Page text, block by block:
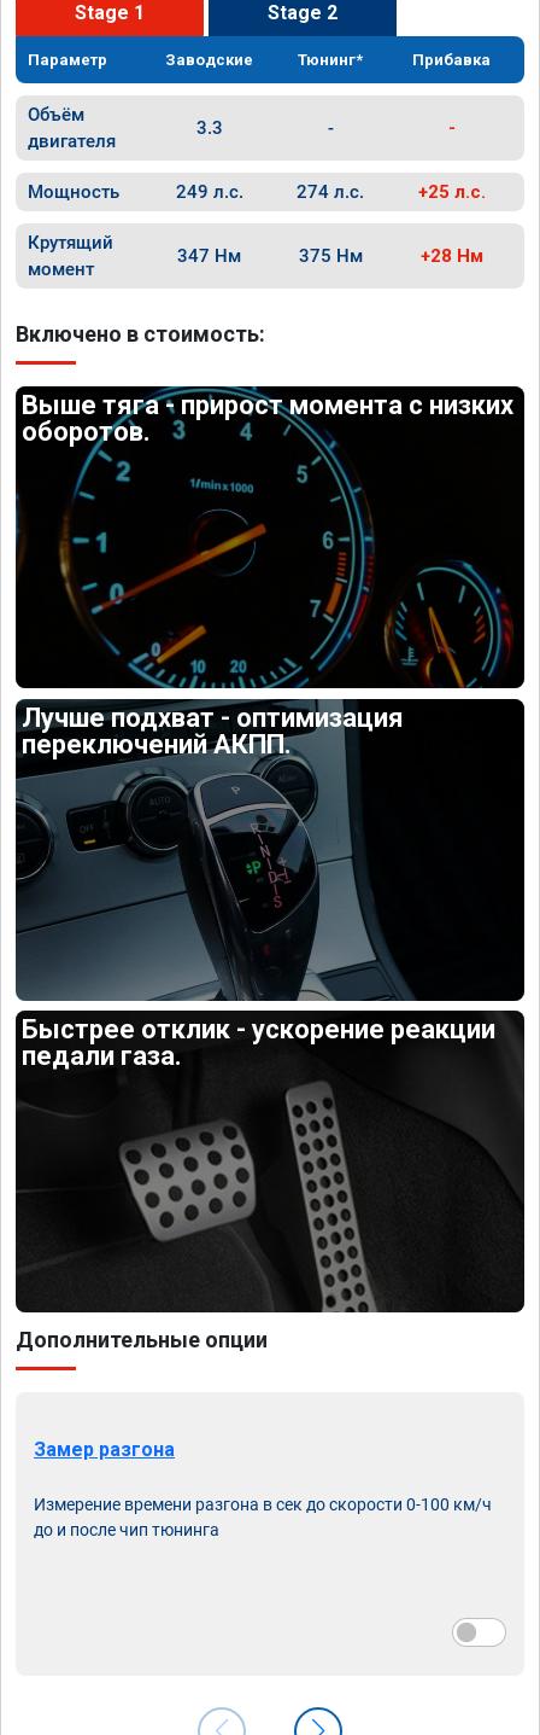
Stage 1 Stage 2
Параметр Заводские Тюнинг* Прибавка
Объём
двигателя
3.3 - -
Мощность 249 л.с. 274 л.с. +25 л.с.
Крутящий
момент
347 Нм 375 Нм +28 Нм
Включено в стоимость:
Выше тяга - прирост момента с низких
оборотов.
Лучше подхват - оптимизация
переключений АКПП.
Быстрее отклик - ускорение реакции
педали газа.
Дополнительные опции
Замер разгона
Измерение времени разгона в сек до скорости 0-100 км/ч
до и после чип тюнинга